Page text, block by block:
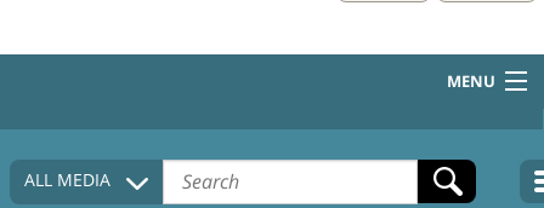
MENU
HOME
COLLECTIONS DESCRIPTION
ALL MEDIA